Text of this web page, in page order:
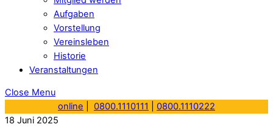
Aufgaben
Vorstellung
Vereinsleben
Historie
Veranstaltungen
Close Menu
online
0800.1110111
0800.1110222
18 Juni 2025